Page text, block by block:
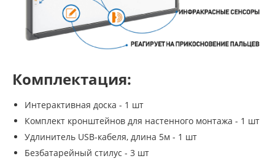
Комплектация:
Интерактивная доска - 1 шт
Комплект кронштейнов для настенного монтажа - 1 шт
Удлинитель USB-кабеля, длина 5м - 1 шт
Безбатарейный стилус - 3 шт